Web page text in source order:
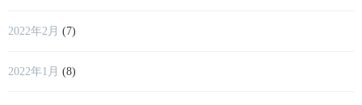
2022年2月 (7)
2022年1月 (8)